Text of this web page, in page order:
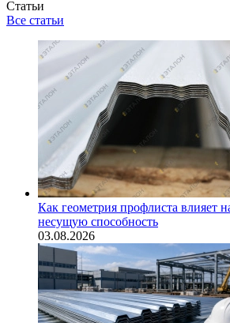
Статьи
Все статьи
Как геометрия профлиста влияет
несущую способность
03.08.2026